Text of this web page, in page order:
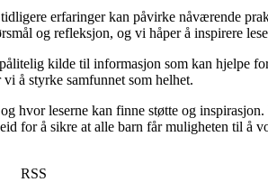
erfaringer kan påvirke nåværende
og refleksjon, og vi håper å inspirere
kilde til informasjon som kan hjelpe
å styrke samfunnet som helhet.
leserne kan finne støtte og
for å sikre at alle barn får muligheten til å
RSS